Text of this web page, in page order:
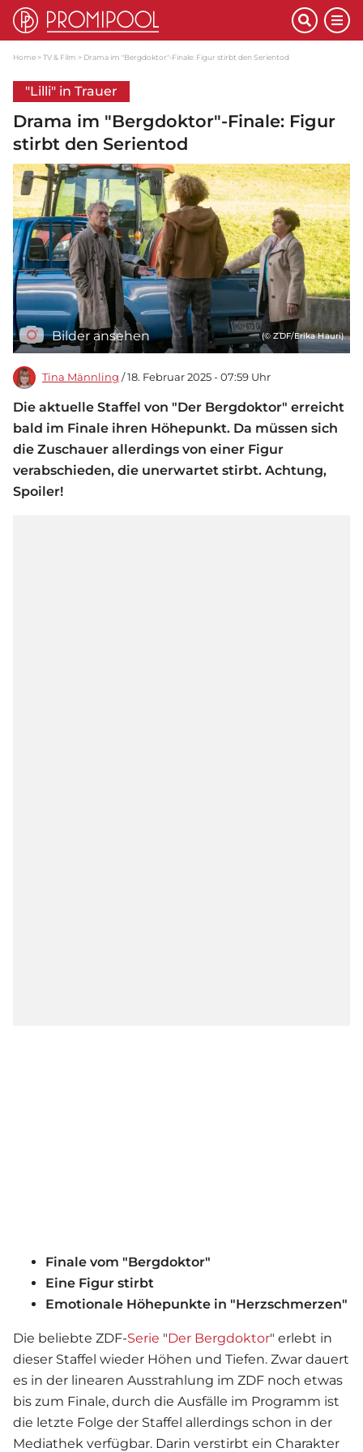
Home TV & Film Drama im "Bergdoktor"-Finale: Figur stirbt den Serientod
"Lilli" in Trauer
Drama im "Bergdoktor"-Finale: Figur
stirbt den Serientod
Bilder ansehen (© ZDF/Erika Hauri)
Tina Männling / 18. Februar 2025 - 07:59 Uhr
Die aktuelle Staffel von "Der Bergdoktor" erreicht
bald im Finale ihren Höhepunkt. Da müssen sich
die Zuschauer allerdings von einer Figur
verabschieden, die unerwartet stirbt. Achtung,
Spoiler!
Finale vom "Bergdoktor"
Eine Figur stirbt
Emotionale Höhepunkte in "Herzschmerzen"
Die beliebte ZDF-Serie "Der Bergdoktor" erlebt in
dieser Staffel wieder Höhen und Tiefen. Zwar dauert
es in der linearen Ausstrahlung im ZDF noch etwas
bis zum Finale, durch die Ausfälle im Programm ist
die letzte Folge der Staffel allerdings schon in der
Mediathek verfügbar. Darin verstirbt ein Charakter